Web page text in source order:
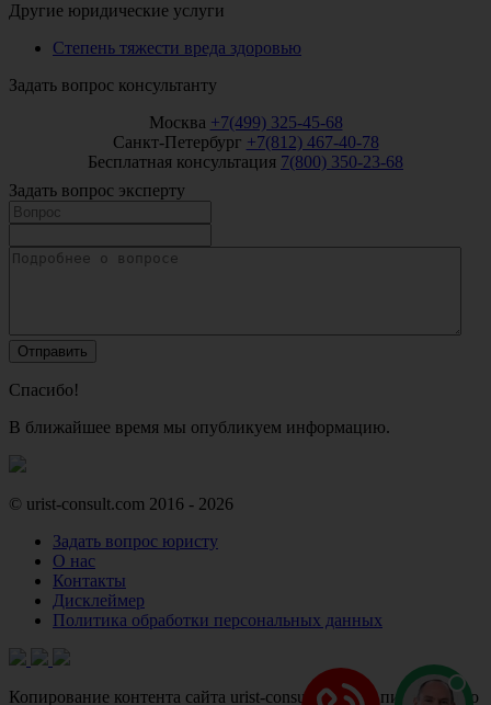
Другие юридические услуги
Степень тяжести вреда здоровью
Задать вопрос консультанту
Москва +7(499) 325-45-68
Санкт-Петербург +7(812) 467-40-78
Бесплатная консультация 7(800) 350-23-68
Задать вопрос эксперту
Спасибо!
В ближайшее время мы опубликуем информацию.
© urist-consult.com 2016 - 2026
Задать вопрос юристу
О нас
Контакты
Дисклеймер
Политика обработки персональных данных
Копирование контента сайта urist-consult.com без письменного